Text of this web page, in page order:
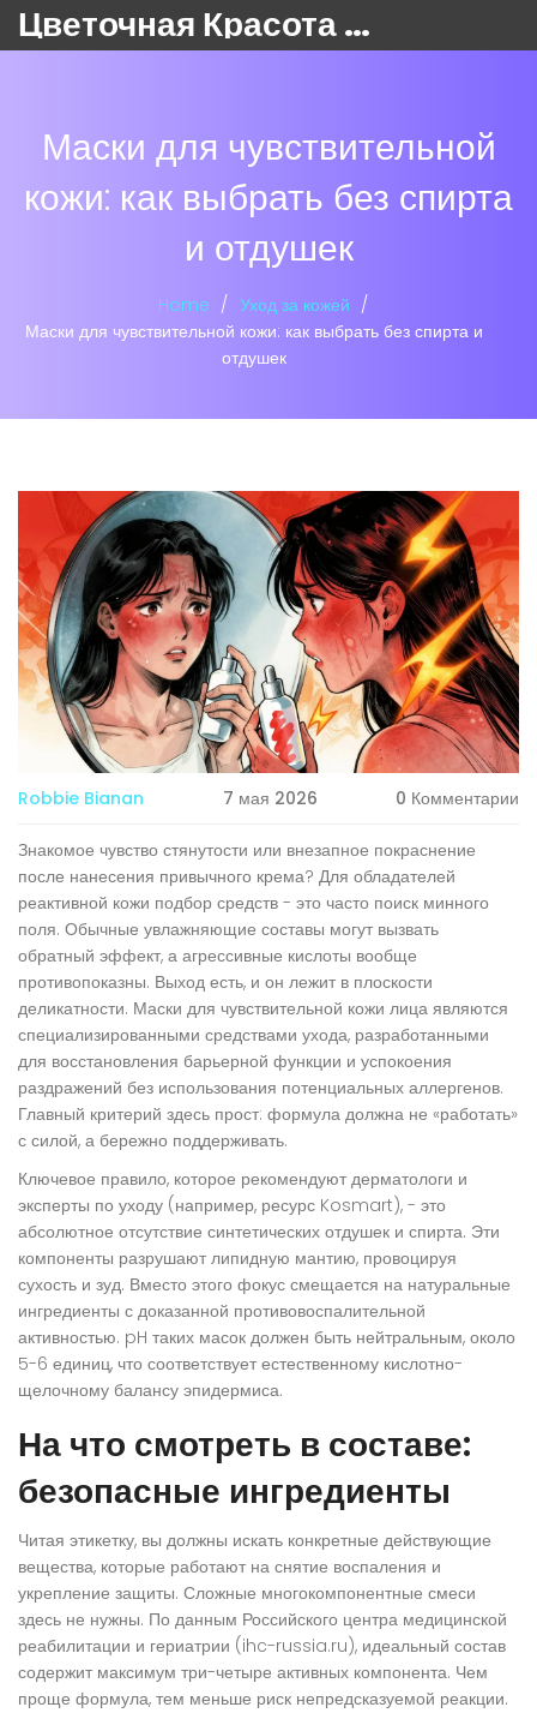
Цветочная Красота 24
Маски для чувствительной
кожи: как выбрать без спирта
и отдушек
Home
Уход за кожей
Маски для чувствительной кожи: как выбрать без спирта и
отдушек
Robbie Bianan 7 мая 2026 0 Комментарии
Знакомое чувство стянутости или внезапное покраснение
после нанесения привычного крема? Для обладателей
реактивной кожи подбор средств - это часто поиск минного
поля. Обычные увлажняющие составы могут вызвать
обратный эффект, а агрессивные кислоты вообще
противопоказны. Выход есть, и он лежит в плоскости
деликатности. Маски для чувствительной кожи лица являются
специализированными средствами ухода, разработанными
для восстановления барьерной функции и успокоения
раздражений без использования потенциальных аллергенов.
Главный критерий здесь прост: формула должна не «работать»
с силой, а бережно поддерживать.
Ключевое правило, которое рекомендуют дерматологи и
эксперты по уходу (например, ресурс Kosmart), - это
абсолютное отсутствие синтетических отдушек и спирта. Эти
компоненты разрушают липидную мантию, провоцируя
сухость и зуд. Вместо этого фокус смещается на натуральные
ингредиенты с доказанной противовоспалительной
активностью. pH таких масок должен быть нейтральным, около
5-6 единиц, что соответствует естественному кислотно-
щелочному балансу эпидермиса.
На что смотреть в составе:
безопасные ингредиенты
Читая этикетку, вы должны искать конкретные действующие
вещества, которые работают на снятие воспаления и
укрепление защиты. Сложные многокомпонентные смеси
здесь не нужны. По данным Российского центра медицинской
реабилитации и гериатрии (ihc-russia.ru), идеальный состав
содержит максимум три-четыре активных компонента. Чем
проще формула, тем меньше риск непредсказуемой реакции.